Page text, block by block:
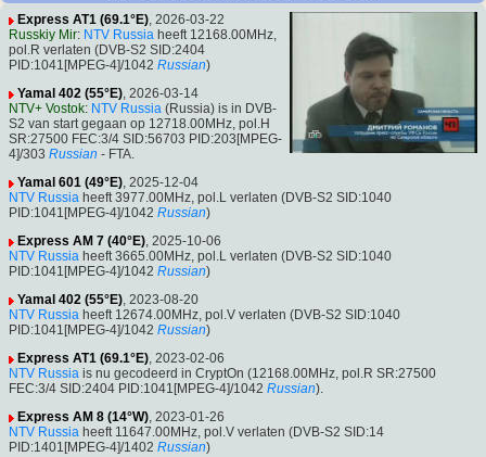
Express AT1 (69.1°E), 2026-03-22
Russkiy Mir: NTV Russia heeft 12168.00MHz,
pol.R verlaten (DVB-S2 SID:2404
PID:1041[MPEG-4]/1042 Russian)
Yamal 402 (55°E), 2026-03-14
NTV+ Vostok: NTV Russia (Russia) is in DVB-
S2 van start gegaan op 12718.00MHz, pol.H
SR:27500 FEC:3/4 SID:56703 PID:203[MPEG-
4]/303 Russian - FTA.
Yamal 601 (49°E), 2025-12-04
NTV Russia heeft 3977.00MHz, pol.L verlaten (DVB-S2 SID:1040
PID:1041[MPEG-4]/1042 Russian)
Express AM 7 (40°E), 2025-10-06
NTV Russia heeft 3665.00MHz, pol.L verlaten (DVB-S2 SID:1040
PID:1041[MPEG-4]/1042 Russian)
Yamal 402 (55°E), 2023-08-20
NTV Russia heeft 12674.00MHz, pol.V verlaten (DVB-S2 SID:1040
PID:1041[MPEG-4]/1042 Russian)
Express AT1 (69.1°E), 2023-02-06
NTV Russia is nu gecodeerd in CryptOn (12168.00MHz, pol.R SR:27500
FEC:3/4 SID:2404 PID:1041[MPEG-4]/1042 Russian).
Express AM 8 (14°W), 2023-01-26
NTV Russia heeft 11647.00MHz, pol.V verlaten (DVB-S2 SID:14
PID:1401[MPEG-4]/1402 Russian)